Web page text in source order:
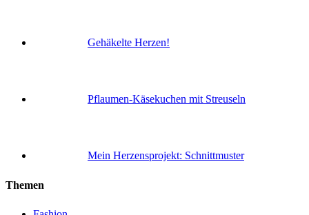
Gehäkelte Herzen!
Pflaumen-Käsekuchen mit Streuseln
Mein Herzensprojekt: Schnittmuster
Themen